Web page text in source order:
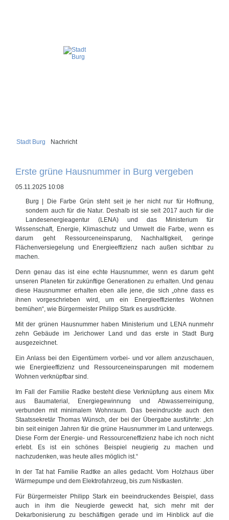
Stadt Burg Nachricht
Erste grüne Hausnummer in Burg vergeben
05.11.2025 10:08
Burg | Die Farbe Grün steht seit je her nicht nur für Hoffnung,
sondern auch für die Natur. Deshalb ist sie seit 2017 auch für die
Landesenergieagentur (LENA) und das Ministerium für
Wissenschaft, Energie, Klimaschutz und Umwelt die Farbe, wenn es
darum geht Ressourceneinsparung, Nachhaltigkeit, geringe
Flächenversiegelung und Energieeffizienz nach außen sichtbar zu
machen.
Denn genau das ist eine echte Hausnummer, wenn es darum geht
unseren Planeten für zukünftige Generationen zu erhalten. Und genau
diese Hausnummer erhalten eben alle jene, die sich „ohne dass es
ihnen vorgeschrieben wird, um ein Energieeffizientes Wohnen
bemühen“, wie Bürgermeister Philipp Stark es ausdrückte.
Mit der grünen Hausnummer haben Ministerium und LENA nunmehr
zehn Gebäude im Jerichower Land und das erste in Stadt Burg
ausgezeichnet.
Ein Anlass bei den Eigentümern vorbei- und vor allem anzuschauen,
wie Energieeffizienz und Ressourceneinsparungen mit modernem
Wohnen verknüpfbar sind.
Im Fall der Familie Radke besteht diese Verknüpfung aus einem Mix
aus Baumaterial, Energiegewinnung und Abwasserreinigung,
verbunden mit minimalem Wohnraum. Das beeindruckte auch den
Staatssekretär Thomas Wünsch, der bei der Übergabe ausführte: „Ich
bin seit einigen Jahren für die grüne Hausnummer im Land unterwegs.
Diese Form der Energie- und Ressourceneffizienz habe ich noch nicht
erlebt. Es ist ein schönes Beispiel neugierig zu machen und
nachzudenken, was heute alles möglich ist.“
In der Tat hat Familie Radtke an alles gedacht. Vom Holzhaus über
Wärmepumpe und dem Elektrofahrzeug, bis zum Nistkasten.
Für Bürgermeister Philipp Stark ein beeindruckendes Beispiel, dass
auch in ihm die Neugierde geweckt hat, sich mehr mit der
Dekarbonisierung zu beschäftigen gerade und im Hinblick auf die